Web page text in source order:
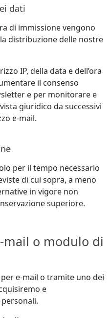
dati
di immissione vengono
distribuzione delle nostre
IP, della data e dell’ora
il consenso
e per monitorare e
giuridico da successivi
e-mail.
per il tempo necessario
di cui sopra, a meno
in vigore non
superiore.
o modulo di
e-mail o tramite uno dei
e